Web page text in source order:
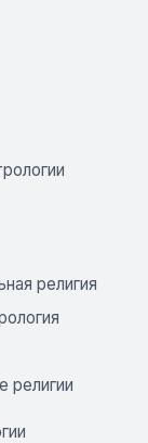
религия
религии